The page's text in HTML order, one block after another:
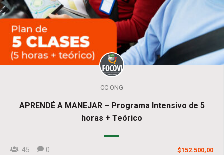
CC ONG
APRENDÉ A MANEJAR – Programa Intensivo de 5
horas + Teórico
45 0 $152.500,00